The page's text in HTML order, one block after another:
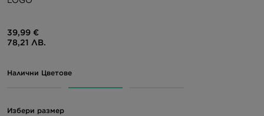
39,99 €
78,21 ЛВ.
Налични Цветове
Избери размер